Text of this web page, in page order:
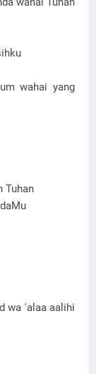
wahai yang
Tuhan
wa 'alaa aalihi